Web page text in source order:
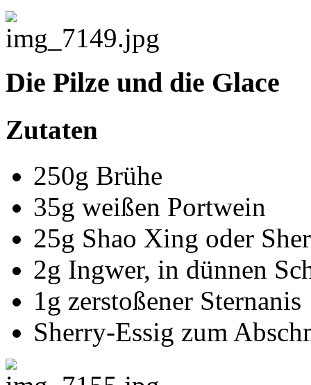
Die Pilze und die Glace
Zutaten
250g Brühe
35g weißen Portwein
25g Shao Xing oder
2g Ingwer, in dünnen
1g zerstoßener Sternanis
Sherry-Essig zum